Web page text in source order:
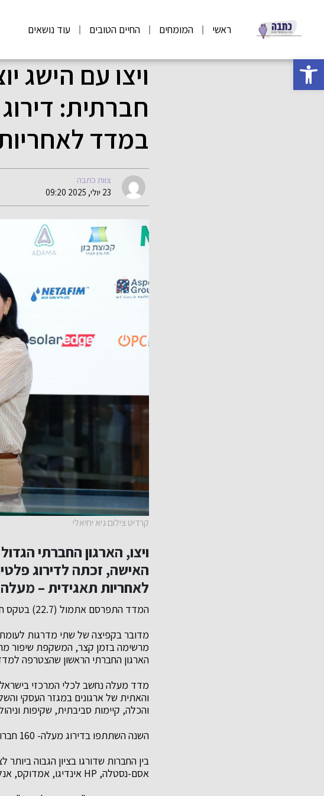
פתח סרגל נגישות
ראשי המומחים החיים הטובים עוד נושאים
ויצו עם הישג
חברתית:
במדד
צוות כתבה
23 יולי, 2025 09:20
קרדיט צילום גיא יחיאלי
ויצו, הארגון החברתי
האישה, זכתה לדירוג
לאחריות תאגידית – מעלה ESG" לשנת 2025.
המדד התפרסם אתמול (22.7) בטקס חגיגי לפתיחת יום המסחר בבורסה לניירות ערך בתל אביב.
מדובר בקפיצה של שתי מדרגות
מרשימה בזמן קצר, המשקפת שיפור
הארגון החברתי הראשון שהצטרפה
מדד מעלה נחשב לכלי המרכזי
והאתית של ארגונים במגזר העסקי
והכלה, קיימות סביבתית, שקיפות
השנה השתתפו בדירוג מעלה- 160 חברות עם מחזור מצרפי של כ-424 מיליארד ש"ח ומעל 300 אלף עובדים.
בין החברות שדורגו בציון הגבוה
אסם-נסטלה, HP אינדיגו, אמדוקס, אנלייט, בזק, ביג מרכזי קניות, נתיבי הגז הטבעי וצים.